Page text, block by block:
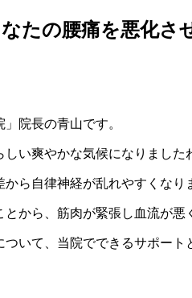
たの腰痛を悪化さ
院長の青山です。
い爽やかな気候になりました
ら自律神経が乱れやすくなり
から、筋肉が緊張し血流が
いて、当院でできるサポート